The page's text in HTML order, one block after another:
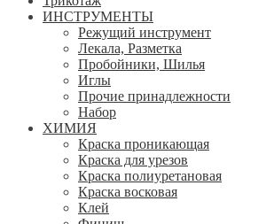
ИНСТРУМЕНТЫ
Режущий инструмент
Лекала, Разметка
Пробойники, Шилья
Иглы
Прочие принадлежности
Набор
ХИМИЯ
Краска проникающая
Краска для урезов
Краска полиуретановая
Краска восковая
Клей